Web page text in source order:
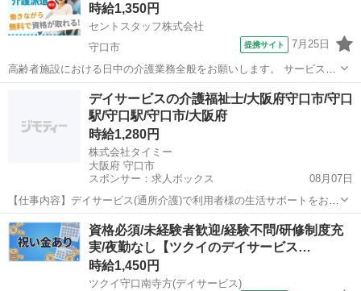
がポイント】 ・9：00～...
時給1,350円
セントスタッフ株式会社
守口市
提携サイト 7月25日
高齢者施設における日中の介護業務全般をお願いします。 サービス付
き高齢者向け住宅にご入居の方に対する訪問介護の業務全般となりま
導／コール対応 ・離床介助／臥...
介護
デイサービスの介護福祉士/大阪府守口市/守口
駅/守口駅/守口市/大阪府
時給1,280円
株式会社タイミー
大阪府 守口市
スポンサー：求人ボックス
08月07日
【仕事内容】デイサービス(通所介護)で利用者様の生活サポートをお願
いします。 <お仕事内容> ・食事介助 ・入浴介助 ・排泄介助 ・利用
者様の見守り ・レクリエーションのお手伝い ・簡単な介護記録の記入
・ケアプラン作成 職員の方...
アルバイト・パート
資格必須/未経験者歓迎/経験不問/研修制度充
実/夜勤なし【ツクイのデイサービス…
時給1,450円
ツクイ守口南寺方(デイサービス)